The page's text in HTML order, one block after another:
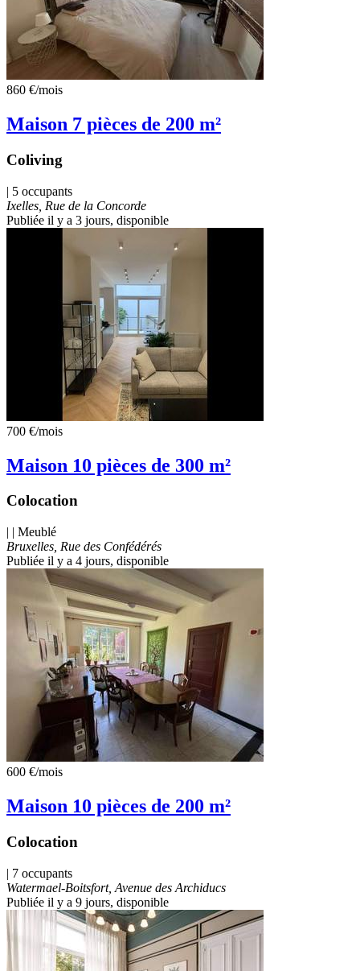
860 €/mois
Maison 7 pièces de 200 m²
Coliving
| 5 occupants
Ixelles, Rue de la Concorde
Publiée il y a 3 jours, disponible
700 €/mois
Maison 10 pièces de 300 m²
Colocation
| | Meublé
Bruxelles, Rue des Confédérés
Publiée il y a 4 jours, disponible
600 €/mois
Maison 10 pièces de 200 m²
Colocation
| 7 occupants
Watermael-Boitsfort, Avenue des Archiducs
Publiée il y a 9 jours, disponible